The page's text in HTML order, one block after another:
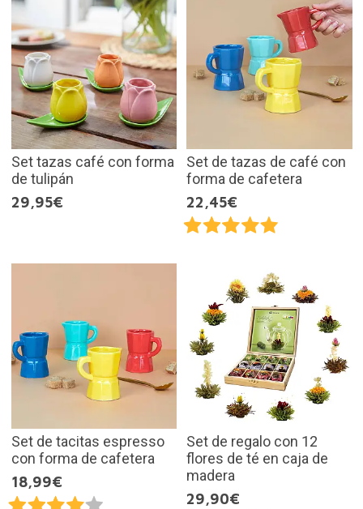
Set tazas café con forma
de tulipán
29,95€
Set de tazas de café con
forma de cafetera
22,45€
Set de tacitas espresso
con forma de cafetera
18,99€
Set de regalo con 12
flores de té en caja de
madera
29,90€